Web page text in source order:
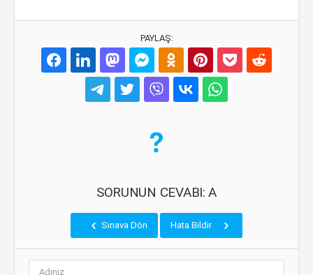
PAYLAŞ:
SORUNUN CEVABI: A
Sınava Dön Hata Bildir